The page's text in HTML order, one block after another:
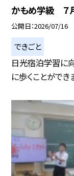
かもめ学級 ７
公開日 2026/07/16
できごと
日光宿泊学習に
に歩くことができ